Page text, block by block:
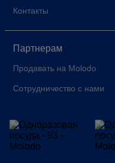
Контакты
Партнерам
Продавать на Molodo
Сотрудничество с нами